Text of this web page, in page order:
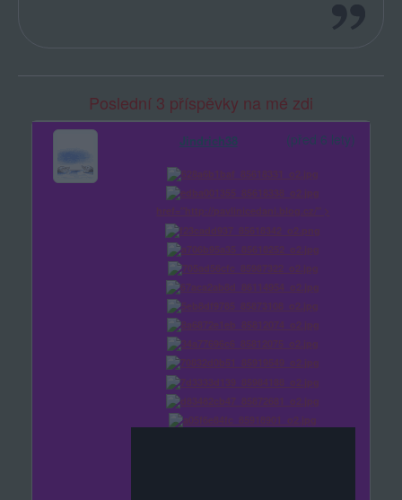
Poslední 3 příspěvky na mé zdi
Jindrich38 (před 6 lety)
href="http://pavlinicedani.blog.cz/" >